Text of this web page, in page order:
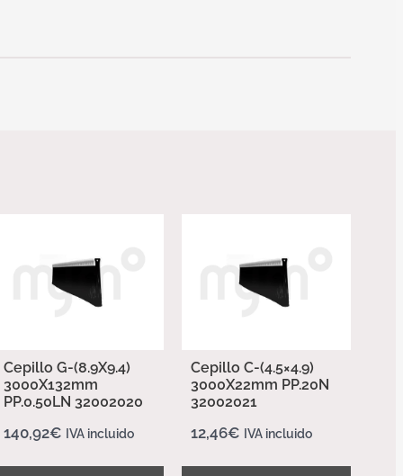
Cepillo G-(8.9X9.4)
3000X132mm
PP.0.50LN 32002020
140,92€ IVA incluido
Cepillo C-(4.5×4.9)
3000X22mm PP.20N
32002021
12,46€ IVA incluido